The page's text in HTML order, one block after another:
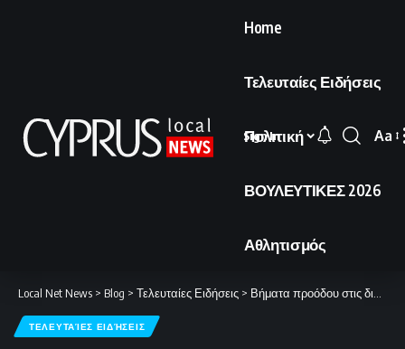
Home
Τελευταίες Ειδήσεις
Πολιτική
ΒΟΥΛΕΥΤΙΚΕΣ 2026
Αθλητισμός
Sign In
Font
Aa
Local Net News > Blog > Τελευταίες Ειδήσεις > Βήματα προόδου στις διαπραγματεύσεις μεταξύ ΗΠΑ και Ιράν.
ΤΕΛΕΥΤΑΊΕΣ ΕΙΔΉΣΕΙΣ